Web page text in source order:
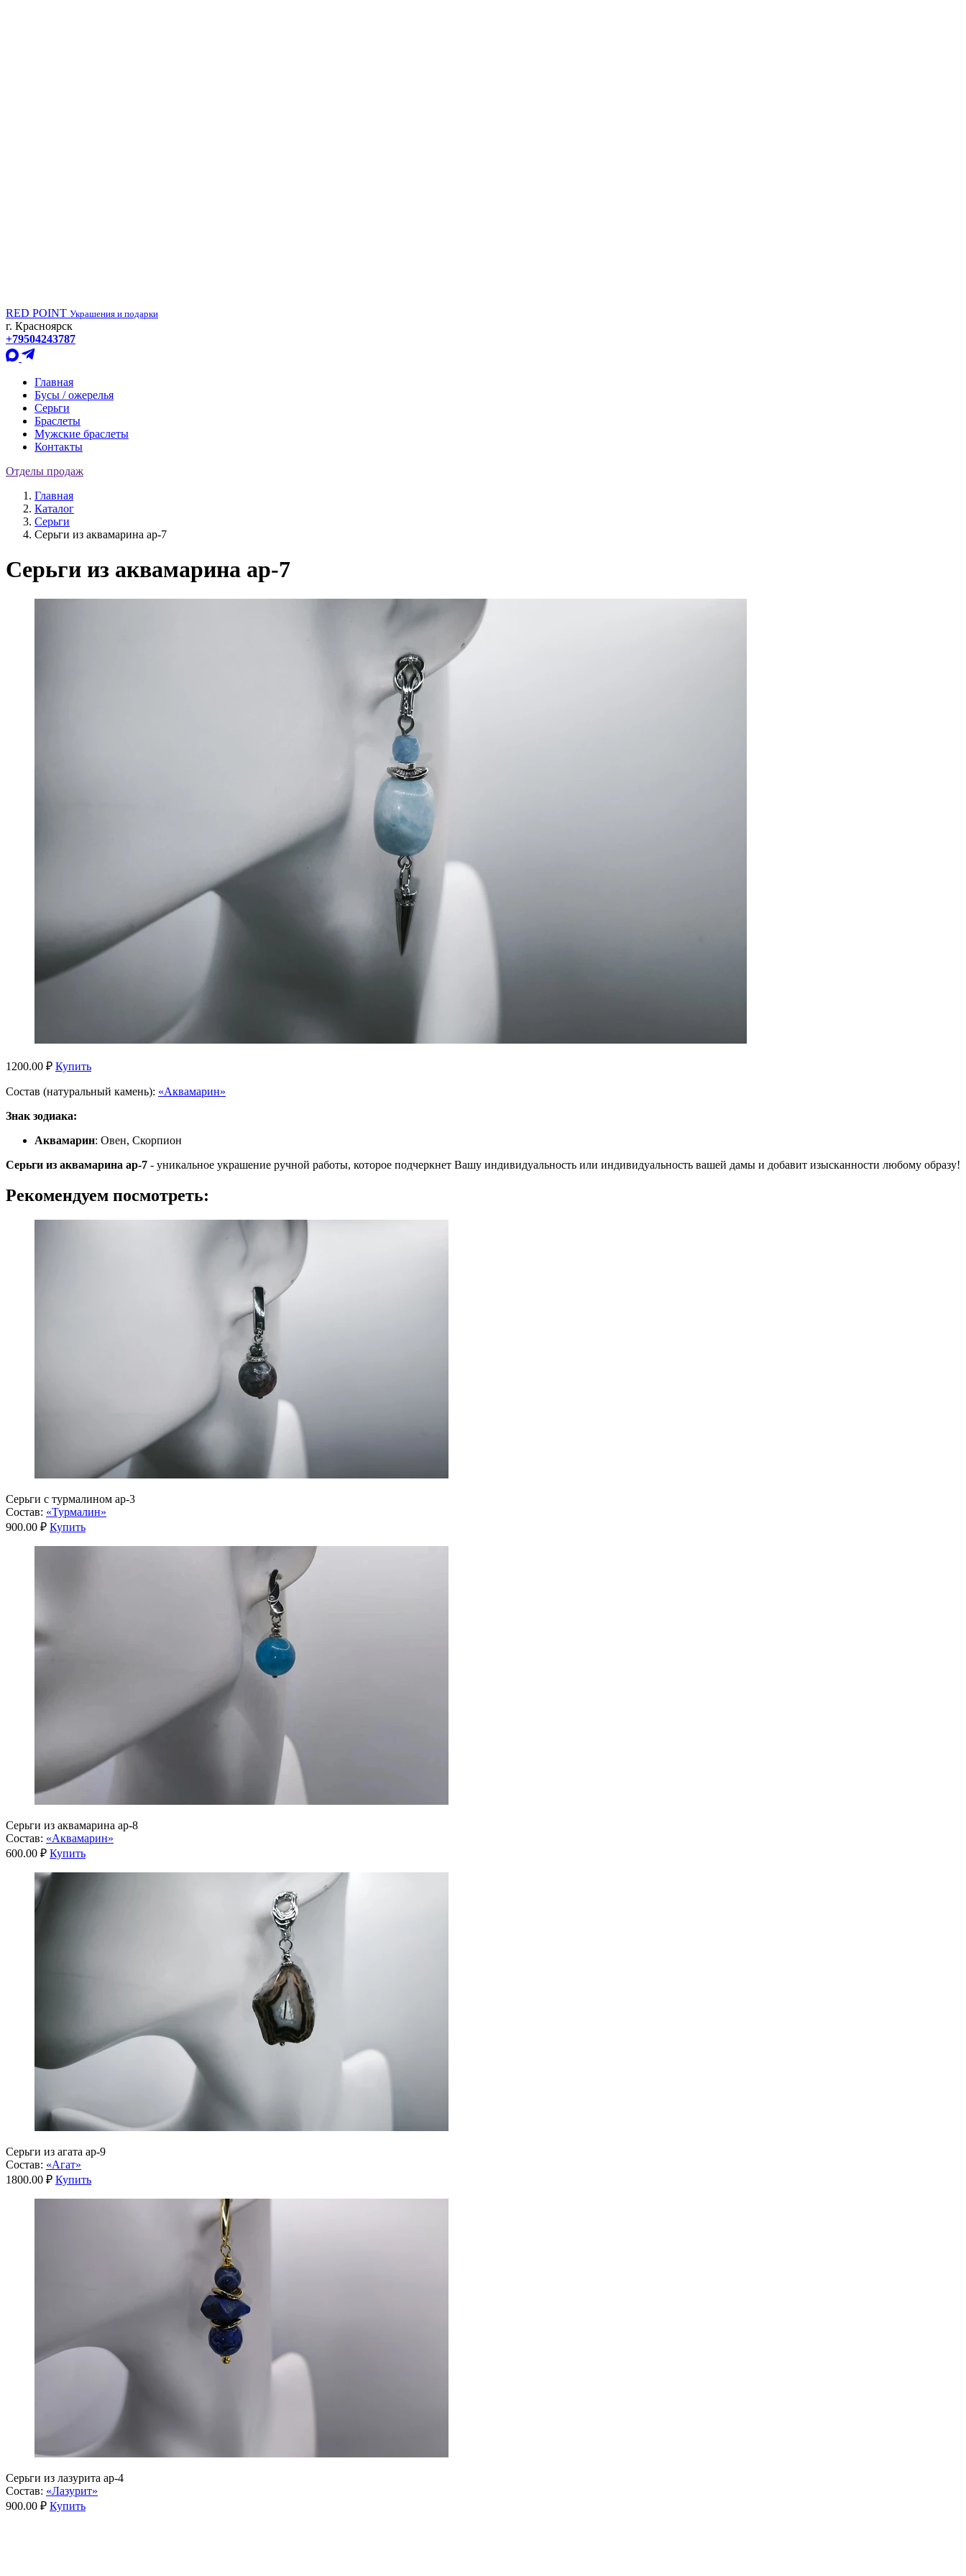
RED POINT Украшения и подарки
г. Красноярск
+79504243787
Главная
Бусы / ожерелья
Серьги
Браслеты
Мужские браслеты
Контакты
Отделы продаж
Главная
Каталог
Серьги
Серьги из аквамарина ар-7
Серьги из аквамарина ар-7
1200.00 ₽ Купить
Состав (натуральный камень): «Аквамарин»
Знак зодиака:
Аквамарин: Овен, Скорпион
Серьги из аквамарина ар-7 - уникальное украшение ручной работы, которое подчеркнет Вашу индивидуальность или индивидуальность вашей дамы и добавит изысканности любому образу!
Рекомендуем посмотреть:
Серьги с турмалином ар-3
Состав: «Турмалин»
900.00 ₽ Купить
Серьги из аквамарина ар-8
Состав: «Аквамарин»
600.00 ₽ Купить
Серьги из агата ар-9
Состав: «Агат»
1800.00 ₽ Купить
Серьги из лазурита ар-4
Состав: «Лазурит»
900.00 ₽ Купить